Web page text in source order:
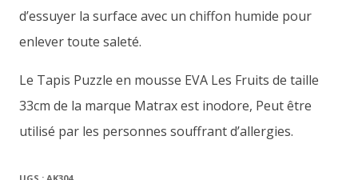
d’essuyer la surface avec un chiffon humide pour
enlever toute saleté.
Le Tapis Puzzle en mousse EVA Les Fruits de taille
33cm de la marque Matrax est inodore, Peut être
utilisé par les personnes souffrant d’allergies.